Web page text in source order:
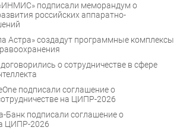
«ИНМИС» подписали меморандум о
российских аппаратно-
Астра» создадут программные комплексы
о сотрудничестве в сфере
подписали соглашение о
на ЦИПР-2026
Банк подписали соглашение о
ЦИПР-2026